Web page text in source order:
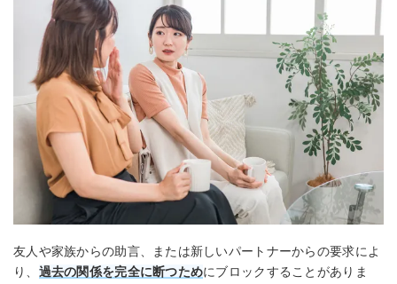
友人や家族からの助言、または新しいパートナーからの要求によ
り、 過去の関係を完全に断つためにブロックすることがありま